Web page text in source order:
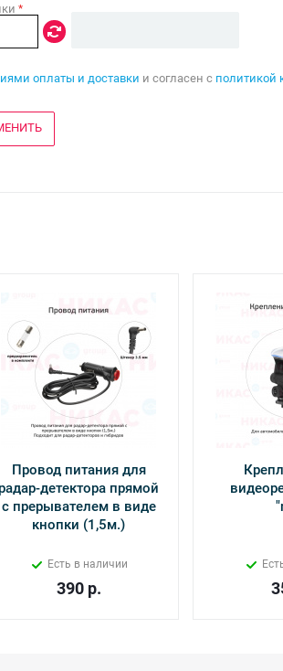
*
оплаты и доставки и согласен с политикой
Провод питания для
детектора прямой
с прерывателем в виде
кнопки (1,5м.)
Есть в наличии
390р.